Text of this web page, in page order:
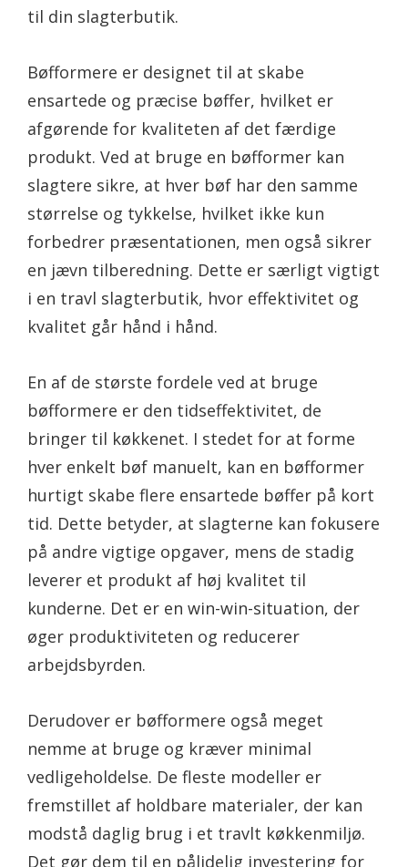
til din slagterbutik.
Bøfformere er designet til at skabe
ensartede og præcise bøffer, hvilket er
afgørende for kvaliteten af det færdige
produkt. Ved at bruge en bøfformer kan
slagtere sikre, at hver bøf har den samme
størrelse og tykkelse, hvilket ikke kun
forbedrer præsentationen, men også sikrer
en jævn tilberedning. Dette er særligt vigtigt
i en travl slagterbutik, hvor effektivitet og
kvalitet går hånd i hånd.
En af de største fordele ved at bruge
bøfformere er den tidseffektivitet, de
bringer til køkkenet. I stedet for at forme
hver enkelt bøf manuelt, kan en bøfformer
hurtigt skabe flere ensartede bøffer på kort
tid. Dette betyder, at slagterne kan fokusere
på andre vigtige opgaver, mens de stadig
leverer et produkt af høj kvalitet til
kunderne. Det er en win-win-situation, der
øger produktiviteten og reducerer
arbejdsbyrden.
Derudover er bøfformere også meget
nemme at bruge og kræver minimal
vedligeholdelse. De fleste modeller er
fremstillet af holdbare materialer, der kan
modstå daglig brug i et travlt køkkenmiljø.
Det gør dem til en pålidelig investering for